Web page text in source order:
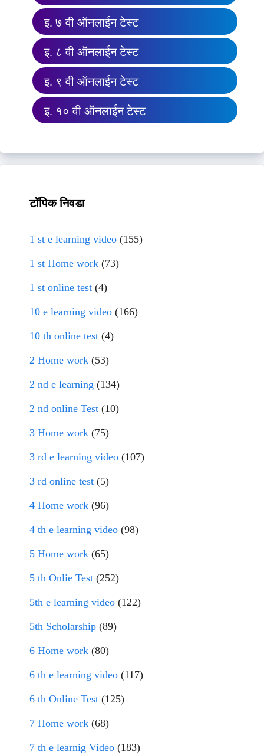
इ. ७ वी ऑनलाईन टेस्ट
इ. ८ वी ऑनलाईन टेस्ट
इ. ९ वी ऑनलाईन टेस्ट
इ. १० वी ऑनलाईन टेस्ट
टॉपिक निवडा
1 st e learning video (155)
1 st Home work (73)
1 st online test (4)
10 e learning video (166)
10 th online test (4)
2 Home work (53)
2 nd e learning (134)
2 nd online Test (10)
3 Home work (75)
3 rd e learning video (107)
3 rd online test (5)
4 Home work (96)
4 th e learning video (98)
5 Home work (65)
5 th Onlie Test (252)
5th e learning video (122)
5th Scholarship (89)
6 Home work (80)
6 th e learning video (117)
6 th Online Test (125)
7 Home work (68)
7 th e learnig Video (183)